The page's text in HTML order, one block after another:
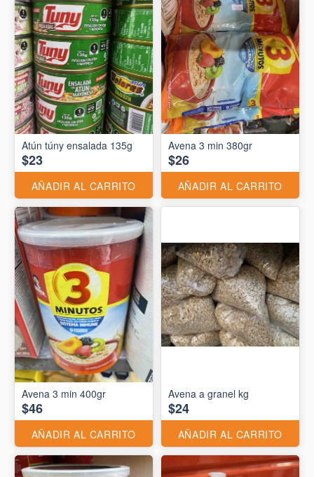
Atún túny ensalada 135g
$23
AÑADIR AL CARRITO
Avena 3 min 380gr
$26
AÑADIR AL CARRITO
Avena 3 min 400gr
$46
AÑADIR AL CARRITO
Avena a granel kg
$24
AÑADIR AL CARRITO